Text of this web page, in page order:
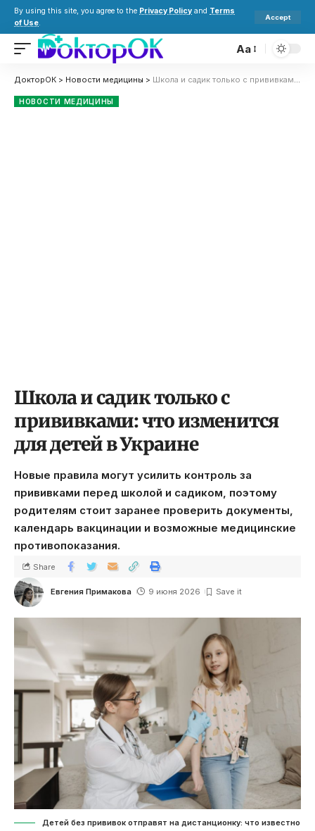
By using this site, you agree to the Privacy Policy and Terms
of Use.
Accept
Aa
ДокторОК > Новости медицины > Школа и садик только с прививками: что изменится для детей в Украине
НОВОСТИ МЕДИЦИНЫ
Школа и садик только с
прививками: что изменится
для детей в Украине
Новые правила могут усилить контроль за
прививками перед школой и садиком, поэтому
родителям стоит заранее проверить документы,
календарь вакцинации и возможные медицинские
противопоказания.
Евгения Примакова 9 июня 2026
Share
Детей без прививок отправят на дистанционку: что известно